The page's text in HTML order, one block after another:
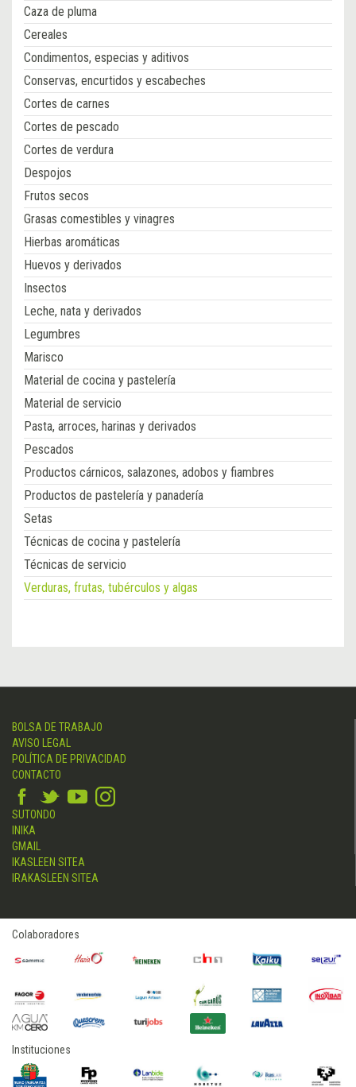
Caza de pluma
Cereales
Condimentos, especias y aditivos
Conservas, encurtidos y escabeches
Cortes de carnes
Cortes de pescado
Cortes de verdura
Despojos
Frutos secos
Grasas comestibles y vinagres
Hierbas aromáticas
Huevos y derivados
Insectos
Leche, nata y derivados
Legumbres
Marisco
Material de cocina y pastelería
Material de servicio
Pasta, arroces, harinas y derivados
Pescados
Productos cárnicos, salazones, adobos y fiambres
Productos de pastelería y panadería
Setas
Técnicas de cocina y pastelería
Técnicas de servicio
Verduras, frutas, tubérculos y algas
BOLSA DE TRABAJO
AVISO LEGAL
POLÍTICA DE PRIVACIDAD
CONTACTO
SUTONDO
INIKA
GMAIL
IKASLEEN SITEA
IRAKASLEEN SITEA
Colaboradores
Instituciones